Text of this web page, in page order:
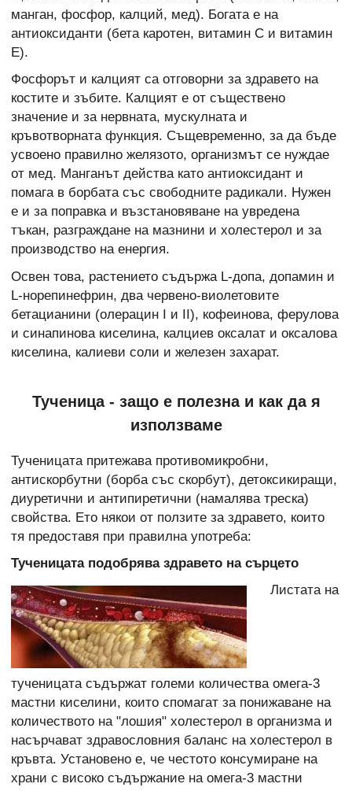
манган, фосфор, калций, мед). Богата е на
антиоксиданти (бета каротен, витамин С и витамин
Е).
Фосфорът и калцият са отговорни за здравето на
костите и зъбите. Калцият е от съществено
значение и за нервната, мускулната и
кръвотворната функция. Същевременно, за да бъде
усвоено правилно желязото, организмът се нуждае
от мед. Манганът действа като антиоксидант и
помага в борбата със свободните радикали. Нужен
е и за поправка и възстановяване на увредена
тъкан, разграждане на мазнини и холестерол и за
производство на енергия.
Освен това, растението съдържа L-допа, допамин и
L-норепинефрин, два червено-виолетовите
бетацианини (олерацин I и II), кофеинова, ферулова
и синапинова киселина, калциев оксалат и оксалова
киселина, калиеви соли и железен захарат.
Тученица - защо е полезна и как да я
използваме
Тученицата притежава противомикробни,
антискорбутни (борба със скорбут), детоксикиращи,
диуретични и антипиретични (намалява треска)
свойства. Ето някои от ползите за здравето, които
тя предоставя при правилна употреба:
Тученицата подобрява здравето на сърцето
Листата на
тученицата съдържат големи количества омега-3
мастни киселини, които спомагат за понижаване на
количеството на "лошия" холестерол в организма и
насърчават здравословния баланс на холестерол в
кръвта. Установено е, че честото консумиране на
храни с високо съдържание на омега-3 мастни